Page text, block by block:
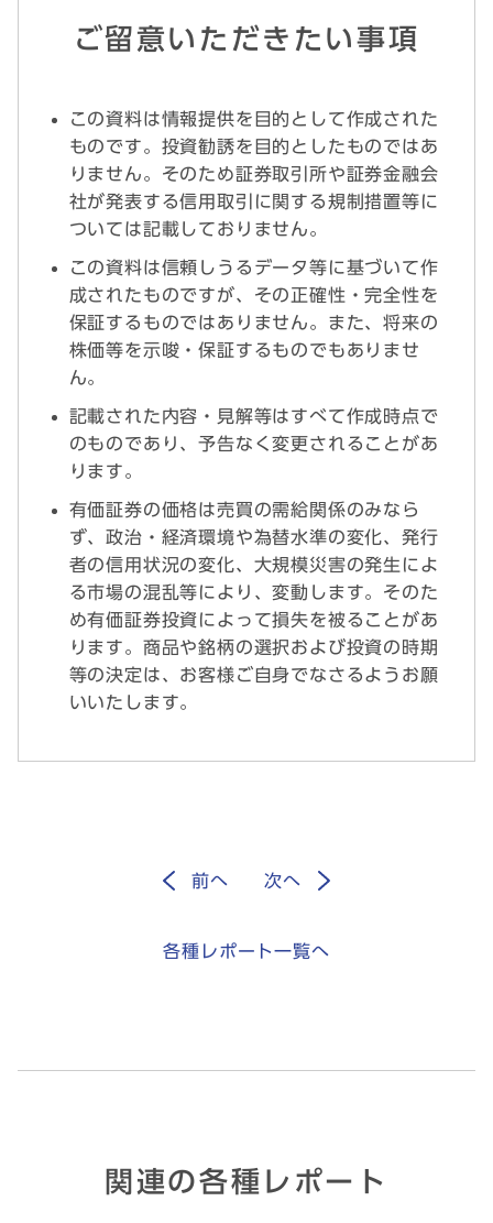
ご留意いただきたい事項
この資料は情報提供を目的として作成された
ものです。投資勧誘を目的としたものではあ
りません。そのため証券取引所や証券金融会
社が発表する信用取引に関する規制措置等に
ついては記載しておりません。
この資料は信頼しうるデータ等に基づいて作
成されたものですが、その正確性・完全性を
保証するものではありません。また、将来の
株価等を示唆・保証するものでもありませ
ん。
記載された内容・見解等はすべて作成時点で
のものであり、予告なく変更されることがあ
ります。
有価証券の価格は売買の需給関係のみなら
ず、政治・経済環境や為替水準の変化、発行
者の信用状況の変化、大規模災害の発生によ
る市場の混乱等により、変動します。そのた
め有価証券投資によって損失を被ることがあ
ります。商品や銘柄の選択および投資の時期
等の決定は、お客様ご自身でなさるようお願
いいたします。
前へ 次へ
各種レポート一覧へ
関連の各種レポート